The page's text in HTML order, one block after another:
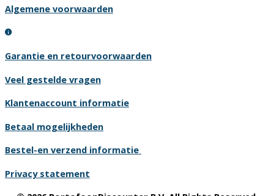
Algemene voorwaarden
Garantie en retourvoorwaarden
Veel gestelde vragen
Klantenaccount informatie
Betaal mogelijkheden
Bestel-en verzend informatie
Privacy statement